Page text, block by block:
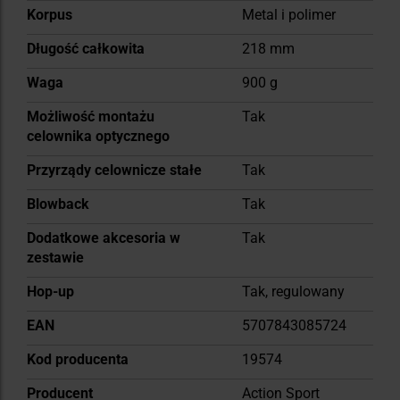
Korpus
Metal i polimer
Długość całkowita
218 mm
Waga
900 g
Możliwość montażu
celownika optycznego
Tak
Przyrządy celownicze stałe
Tak
Blowback
Tak
Dodatkowe akcesoria w
zestawie
Tak
Hop-up
Tak, regulowany
EAN
5707843085724
Kod producenta
19574
Producent
Action Sport